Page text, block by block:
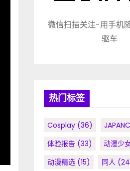
微信扫描关注-用手机
驱车
热门标签
Cosplay (36)
体验报告 (33) 动漫少
动漫精选 (15) 同人